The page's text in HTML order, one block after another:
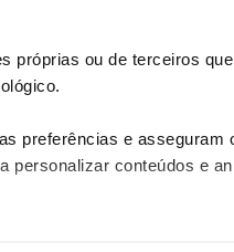
próprias ou de terceiros
preferências e asseguram
personalizar conteúdos e